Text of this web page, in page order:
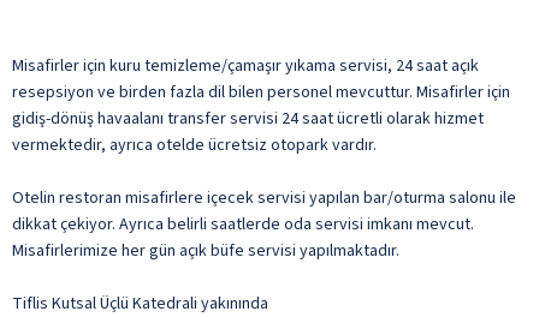
Misafirler için kuru temizleme/çamaşır yıkama servisi, 24 saat açık
resepsiyon ve birden fazla dil bilen personel mevcuttur. Misafirler için
gidiş-dönüş havaalanı transfer servisi 24 saat ücretli olarak hizmet
vermektedir, ayrıca otelde ücretsiz otopark vardır.
Otelin restoran misafirlere içecek servisi yapılan bar/oturma salonu ile
dikkat çekiyor. Ayrıca belirli saatlerde oda servisi imkanı mevcut.
Misafirlerimize her gün açık büfe servisi yapılmaktadır.
Tiflis Kutsal Üçlü Katedrali yakınında